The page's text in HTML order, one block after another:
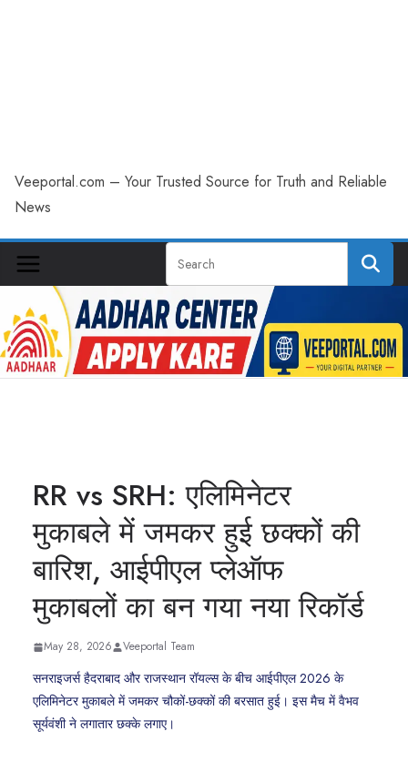
Veeportal.com – Your Trusted Source for Truth and Reliable
News
RR vs SRH: एलिमिनेटर
मुकाबले में जमकर हुई छक्कों की
बारिश, आईपीएल प्लेऑफ
मुकाबलों का बन गया नया रिकॉर्ड
May 28, 2026 Veeportal Team
सनराइजर्स हैदराबाद और राजस्थान रॉयल्स के बीच आईपीएल 2026 के
एलिमिनेटर मुकाबले में जमकर चौकों-छक्कों की बरसात हुई। इस मैच में वैभव
सूर्यवंशी ने लगातार छक्के लगाए।